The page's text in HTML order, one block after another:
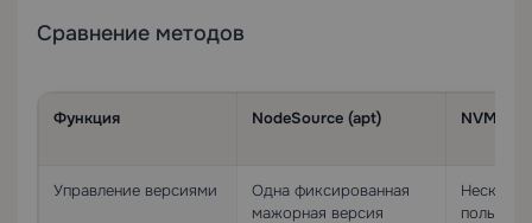
Сравнение методов
Функция NodeSource (apt) NVM
Управление версиями
Одна фиксированная
мажорная версия